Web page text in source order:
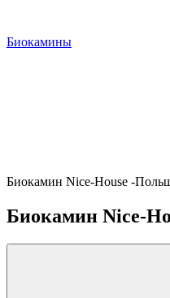
Биокамины
Биокамин Nice-House -
Биокамин Nice-